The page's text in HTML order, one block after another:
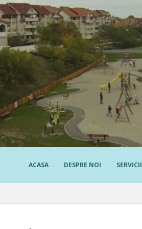
ACASA DESPRE NOI SERVICII